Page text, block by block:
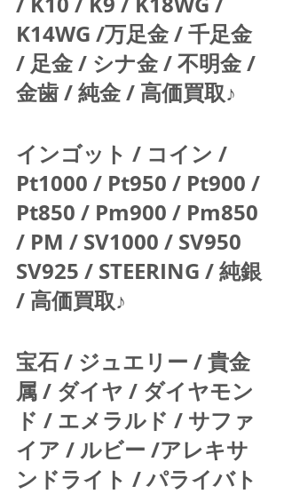
K14WG /万足金 / 千足金
/ 足金 / シナ金 / 不明金 /
金歯 / 純金 / 高価買取♪
インゴット / コイン /
Pt1000 / Pt950 / Pt900 /
Pt850 / Pm900 / Pm850
/ PM / SV1000 / SV950
SV925 / STEERING / 純銀
/ 高価買取♪
宝石 / ジュエリー / 貴金
属 / ダイヤ / ダイヤモン
ド / エメラルド / サファ
イア / ルビー /アレキサ
ンドライト / パライバト